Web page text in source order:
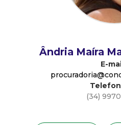
Ândria Maíra
E-
(34)